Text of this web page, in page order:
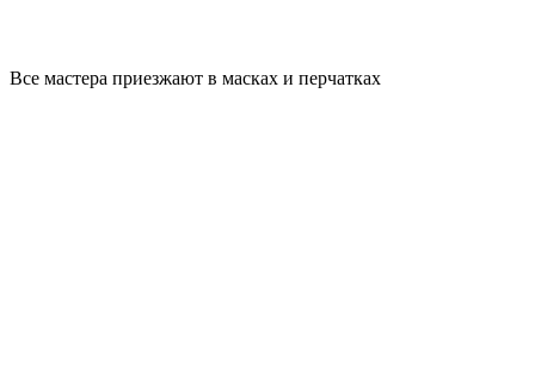
Все мастера приезжают в масках и перчатках